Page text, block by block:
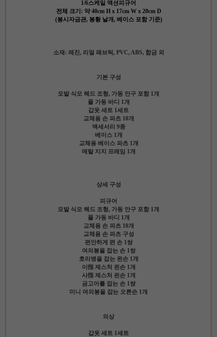
1/6스케일 액션피규어
전체 크기: 약 40cm H x 17cm W x 20cm D
(봉시자금관, 봉황 날개, 베이스 포함 기준)
소재: 레진, 리얼 패브릭, PVC, ABS, 합금 외
기본 구성
모발 식모 헤드 조형, 가동 안구 포함 1개
풀 가동 바디 1개
갑옷 세트 1세트
교체용 손 파츠 10개
액세서리 9종
베이스 1개
교체용 베이스 파츠 1개
메탈 지지 프레임 1개
상세 구성
피규어
모발 식모 헤드 조형, 가동 안구 포함 1개
풀 가동 바디 1개
교체용 손 파츠 10개
교체용 손 파츠 구성
편안하게 편 손 1쌍
여의봉을 잡는 손 1쌍
호리병을 잡는 왼손 1개
이指 제스처 왼손 1개
사指 제스처 왼손 1개
금고아를 잡는 손 1쌍
미니 여의봉을 잡는 오른손 1개
의상
갑옷 세트 1세트